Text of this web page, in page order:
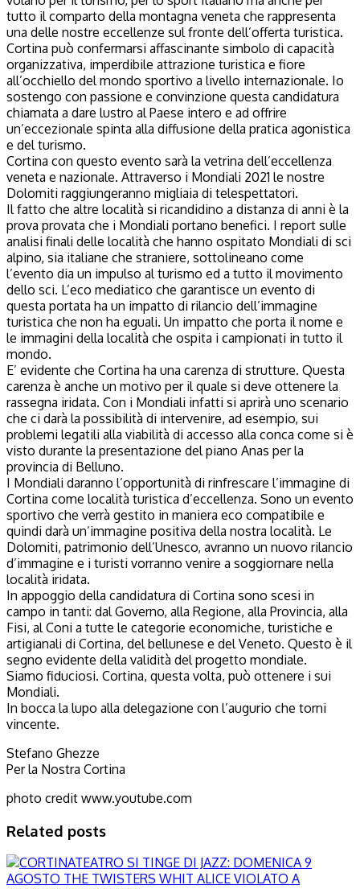
tutto il comparto della montagna veneta che rappresenta
una delle nostre eccellenze sul fronte dell’offerta turistica.
Cortina può confermarsi affascinante simbolo di capacità
organizzativa, imperdibile attrazione turistica e fiore
all’occhiello del mondo sportivo a livello internazionale. Io
sostengo con passione e convinzione questa candidatura
chiamata a dare lustro al Paese intero e ad offrire
un’eccezionale spinta alla diffusione della pratica agonistica
e del turismo.
Cortina con questo evento sarà la vetrina dell’eccellenza
veneta e nazionale. Attraverso i Mondiali 2021 le nostre
Dolomiti raggiungeranno migliaia di telespettatori.
Il fatto che altre località si ricandidino a distanza di anni è la
prova provata che i Mondiali portano benefici. I report sulle
analisi finali delle località che hanno ospitato Mondiali di sci
alpino, sia italiane che straniere, sottolineano come
l’evento dia un impulso al turismo ed a tutto il movimento
dello sci. L’eco mediatico che garantisce un evento di
questa portata ha un impatto di rilancio dell’immagine
turistica che non ha eguali. Un impatto che porta il nome e
le immagini della località che ospita i campionati in tutto il
mondo.
E’ evidente che Cortina ha una carenza di strutture. Questa
carenza è anche un motivo per il quale si deve ottenere la
rassegna iridata. Con i Mondiali infatti si aprirà uno scenario
che ci darà la possibilità di intervenire, ad esempio, sui
problemi legatili alla viabilità di accesso alla conca come si è
visto durante la presentazione del piano Anas per la
provincia di Belluno.
I Mondiali daranno l’opportunità di rinfrescare l’immagine di
Cortina come località turistica d’eccellenza. Sono un evento
sportivo che verrà gestito in maniera eco compatibile e
quindi darà un’immagine positiva della nostra località. Le
Dolomiti, patrimonio dell’Unesco, avranno un nuovo rilancio
d’immagine e i turisti vorranno venire a soggiornare nella
località iridata.
In appoggio della candidatura di Cortina sono scesi in
campo in tanti: dal Governo, alla Regione, alla Provincia, alla
Fisi, al Coni a tutte le categorie economiche, turistiche e
artigianali di Cortina, del bellunese e del Veneto. Questo è il
segno evidente della validità del progetto mondiale.
Siamo fiduciosi. Cortina, questa volta, può ottenere i sui
Mondiali.
In bocca la lupo alla delegazione con l’augurio che torni
vincente.
Stefano Ghezze
Per la Nostra Cortina
photo credit www.youtube.com
Related posts